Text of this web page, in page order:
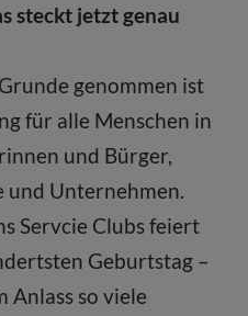
steckt jetzt genau
genommen ist
für alle Menschen in
und Bürger,
und Unternehmen.
Servcie Clubs feiert
Geburtstag –
Anlass so viele